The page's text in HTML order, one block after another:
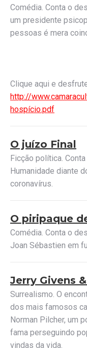
Comédia. Conta o
um presidente
pessoas é mera
Clique aqui e
http://
hospício.pdf
O juízo Final
Ficção política.
Humanidade diante
coronavírus.
O piripaque
Comédia. Conta o
Joan Sébastien em
Jerry Givens
Surrealismo. O
dos mais famosos
Norman Pilcher, um
fama perseguindo
vindas da vida.